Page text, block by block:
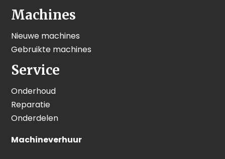
Machines
Nieuwe machines
Gebruikte machines
Service
Onderhoud
Reparatie
Onderdelen
Machineverhuur